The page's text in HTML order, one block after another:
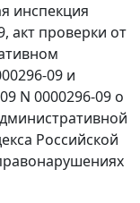
инспекция
акт проверки от
09 и
N 0000296-09 о
Российской